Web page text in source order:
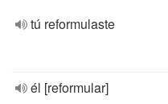
tú reformulaste
él [reformular]